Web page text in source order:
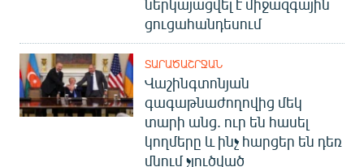
ներկայացվել է միջազգային
ցուցահանդեսում
ՏԱՐԱԾԱՇՐՋԱՆ
Վաշինգտոնյան
գագաթնաժողովից մեկ
տարի անց. ուր են հասել
կողմերը և ինչ հարցեր են դեռ
մնում չլուծված